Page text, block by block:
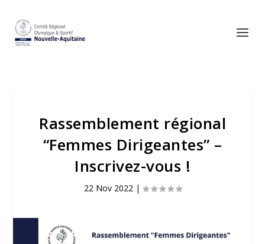
Rassemblement régional
“Femmes Dirigeantes” –
Inscrivez-vous !
22 Nov 2022|